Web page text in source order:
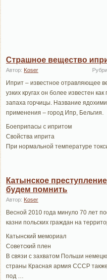
Страшное вещество
Автор: Koser
Иприт – известное отравляющее
узких кругах он более известен
запаха горчицы. Название
применения – город Ипр, Бельгия.
Боеприпасы с ипритом
Свойства иприта
При нормальной температуре
Катынское
будем помнить
Автор: Koser
Весной 2010 года минуло 70 лет
казни польских граждан на
Катынский мемориал
Советский плен
В связи с захватом Польши
страны Красная армия СССР
под …